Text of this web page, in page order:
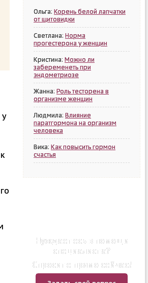
у
Ольга: Корень белой лапчатки
от щитовидки
Светлана: Норма
прогестерона у женщин
Кристина: Можно ли
забеременеть при
эндометриозе
Жанна: Роль тесторена в
организме женщин
Людмила: Влияние
паратгормона на организм
человека
Вика: Как повысить гормон
счастья
Нуждаетесь в помощи
специалиста?
Спросите прямо сейчас!